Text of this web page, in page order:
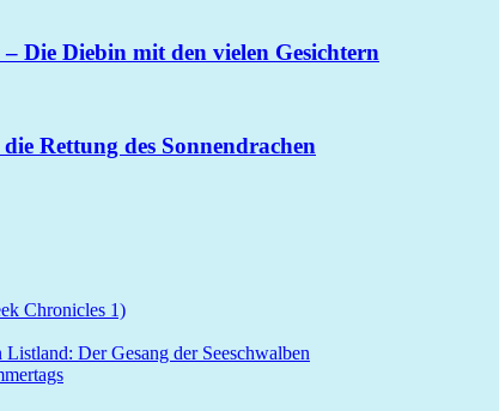
Die Diebin mit den vielen Gesichtern
Rettung des Sonnendrachen
Chronicles 1)
Der Gesang der Seeschwalben